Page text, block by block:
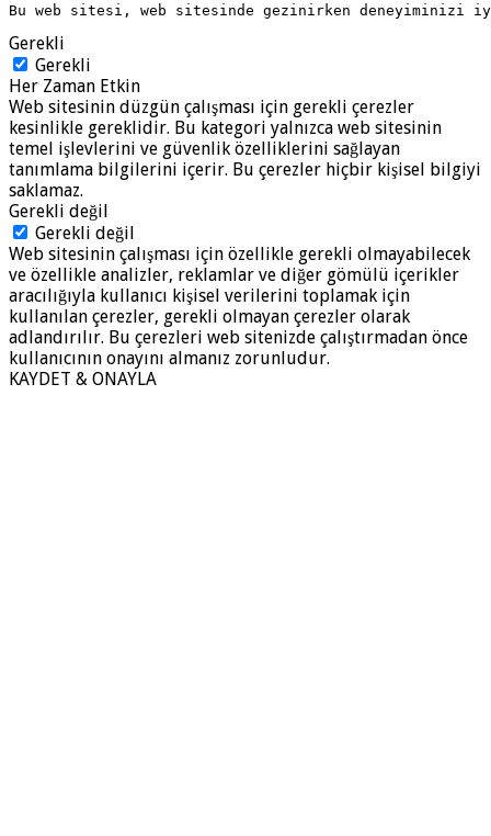
Bu web sitesi, web sitesinde gezinirken deneyiminizi
Gerekli
Gerekli
Her Zaman Etkin
Web sitesinin düzgün çalışması için gerekli çerezler
kesinlikle gereklidir. Bu kategori yalnızca web sitesinin
temel işlevlerini ve güvenlik özelliklerini sağlayan
tanımlama bilgilerini içerir. Bu çerezler hiçbir kişisel bilgiyi
saklamaz.
Gerekli değil
Gerekli değil
Web sitesinin çalışması için özellikle gerekli olmayabilecek
ve özellikle analizler, reklamlar ve diğer gömülü içerikler
aracılığıyla kullanıcı kişisel verilerini toplamak için
kullanılan çerezler, gerekli olmayan çerezler olarak
adlandırılır. Bu çerezleri web sitenizde çalıştırmadan önce
kullanıcının onayını almanız zorunludur.
KAYDET & ONAYLA